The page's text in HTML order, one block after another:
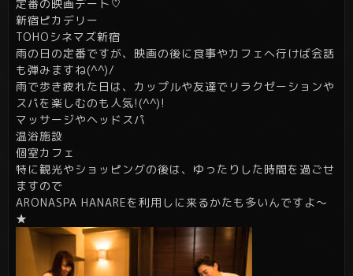
定番の映画デート♡
新宿ピカデリー
TOHOシネマズ新宿
雨の日の定番ですが、映画の後に食事やカフェへ行けば会話
も弾みますね(^^)/
雨で歩き疲れた日は、カップルや友達でリラクゼーションや
スパを楽しむのも人気!(^^)!
マッサージやヘッドスパ
温浴施設
個室カフェ
特に観光やショッピングの後は、ゆったりした時間を過ごせ
ますので
ARONASPA HANAREを利用しに来るかたも多いんですよ～
★